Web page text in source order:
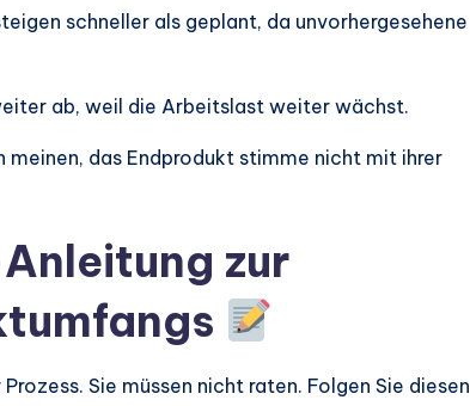
schneller als geplant, da unvorhergesehene
ab, weil die Arbeitslast weiter wächst.
meinen, das Endprodukt stimme nicht mit ihrer
zur
Sie müssen nicht raten. Folgen Sie diesen